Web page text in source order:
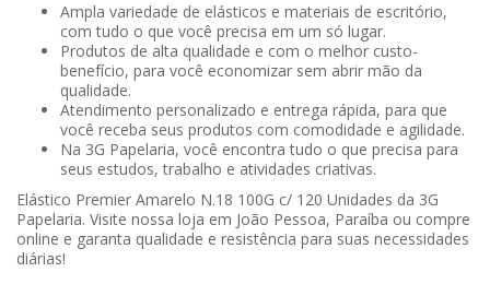
Ampla variedade de elásticos e materiais de escritório,
com tudo o que você precisa em um só lugar.
Produtos de alta qualidade e com o melhor custo-
benefício, para você economizar sem abrir mão da
qualidade.
Atendimento personalizado e entrega rápida, para que
você receba seus produtos com comodidade e agilidade.
Na 3G Papelaria, você encontra tudo o que precisa para
seus estudos, trabalho e atividades criativas.
Elástico Premier Amarelo N.18 100G c/ 120 Unidades da 3G
Papelaria. Visite nossa loja em João Pessoa, Paraíba ou compre
online e garanta qualidade e resistência para suas necessidades
diárias!